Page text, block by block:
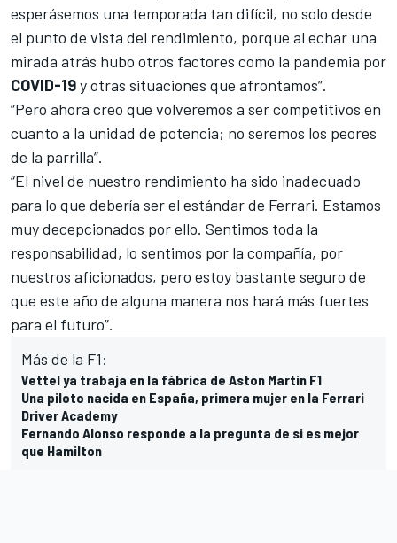
esperásemos una temporada tan difícil, no solo desde
el punto de vista del rendimiento, porque al echar una
mirada atrás hubo otros factores como la pandemia por
COVID-19y otras situaciones que afrontamos”.
“Pero ahora creo que volveremos a ser competitivos en
cuanto a la unidad de potencia; no seremos los peores
de la parrilla”.
“El nivel de nuestro rendimiento ha sido inadecuado
para lo que debería ser el estándar de Ferrari. Estamos
muy decepcionados por ello. Sentimos toda la
responsabilidad, lo sentimos por la compañía, por
nuestros aficionados, pero estoy bastante seguro de
que este año de alguna manera nos hará más fuertes
para el futuro”.
Más de la F1:
Vettel ya trabaja en la fábrica de Aston Martin F1
Una piloto nacida en España, primera mujer en la Ferrari
Driver Academy
Fernando Alonso responde a la pregunta de si es mejor
que Hamilton